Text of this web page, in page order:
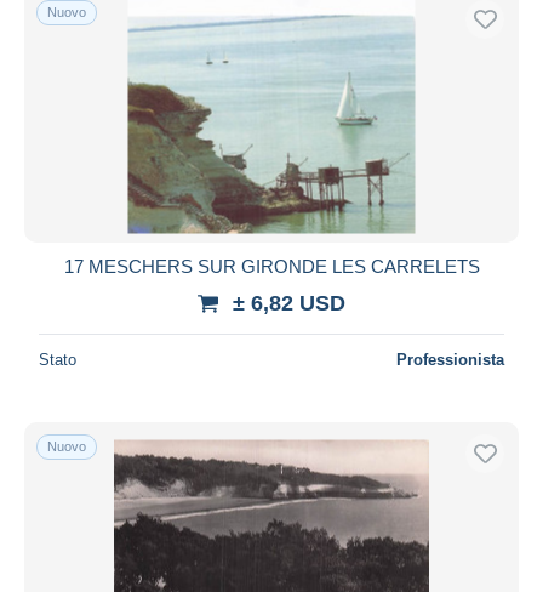
Nuovo
17 MESCHERS SUR GIRONDE LES CARRELETS
± 6,82 USD
Stato Professionista
Nuovo